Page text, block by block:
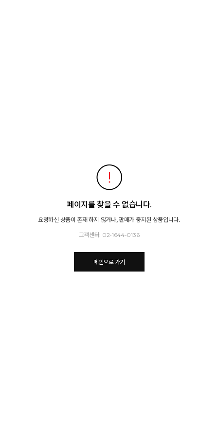
페이지를 찾을 수 없습니다.
요청하신 상품이 존재 하지 않거나, 판매가 중지된 상품입니다.
고객센터: 02-1644-0136
메인으로 가기